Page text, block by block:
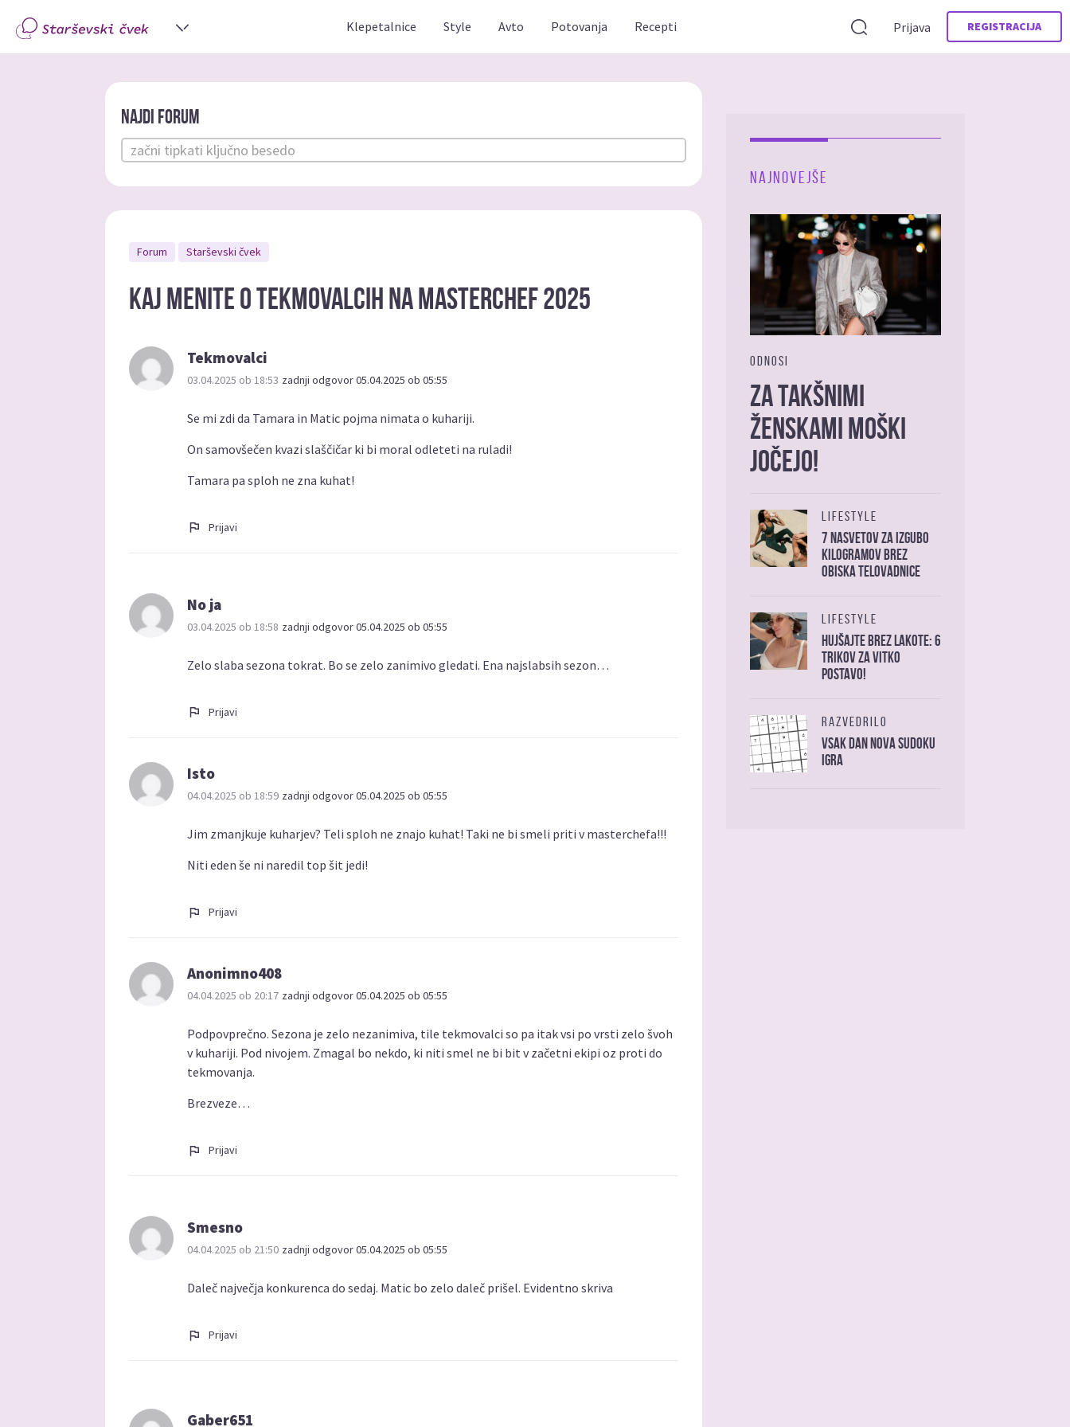
Klepetalnice Style Avto Potovanja Recepti Prijava REGISTRACIJA
Najdi forum
Forum Starševski čvek
Kaj menite o tekmovalcih na masterchef 2025
Tekmovalci
03.04.2025 ob 18:53 zadnji odgovor 05.04.2025 ob 05:55
Se mi zdi da Tamara in Matic pojma nimata o kuhariji.
On samovšečen kvazi slaščičar ki bi moral odleteti na ruladi!
Tamara pa sploh ne zna kuhat!
Prijavi
No ja
03.04.2025 ob 18:58 zadnji odgovor 05.04.2025 ob 05:55
Zelo slaba sezona tokrat. Bo se zelo zanimivo gledati. Ena najslabsih sezon…
Prijavi
Isto
04.04.2025 ob 18:59 zadnji odgovor 05.04.2025 ob 05:55
Jim zmanjkuje kuharjev? Teli sploh ne znajo kuhat! Taki ne bi smeli priti v masterchefa!!!
Niti eden še ni naredil top šit jedi!
Prijavi
Anonimno408
04.04.2025 ob 20:17 zadnji odgovor 05.04.2025 ob 05:55
Podpovprečno. Sezona je zelo nezanimiva, tile tekmovalci so pa itak vsi po vrsti zelo švoh
v kuhariji. Pod nivojem. Zmagal bo nekdo, ki niti smel ne bi bit v začetni ekipi oz proti do
tekmovanja.
Brezveze…
Prijavi
Smesno
04.04.2025 ob 21:50 zadnji odgovor 05.04.2025 ob 05:55
Daleč največja konkurenca do sedaj. Matic bo zelo daleč prišel. Evidentno skriva
Prijavi
Gaber651
NAJNOVEJŠE
ODNOSI
Za takšnimi
ženskami moški
jočejo!
LIFESTYLE
7 nasvetov za izgubo
kilogramov brez
obiska telovadnice
LIFESTYLE
Hujšajte brez lakote: 6
trikov za vitko
postavo!
RAZVEDRILO
Vsak dan nova sudoku
igra